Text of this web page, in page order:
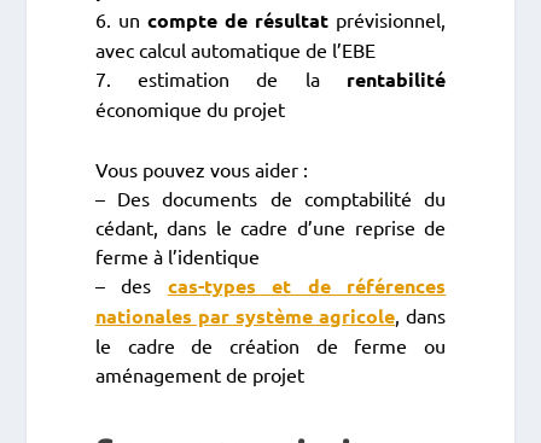
6. un compte de résultat prévisionnel,
avec calcul automatique de l’EBE
7. estimation de larentabilité
économique du projet
Vous pouvez vous aider :
– Des documents de comptabilité du
cédant, dans le cadre d’une reprise de
ferme à l’identique
– des cas-types et de références
nationales par système agricole , dans
le cadre de création de ferme ou
aménagement de projet